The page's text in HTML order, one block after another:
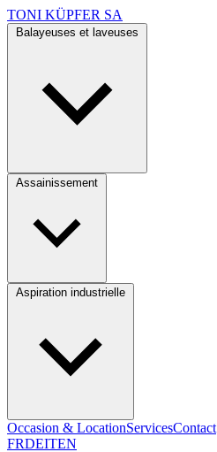
TONI KÜPFER SA
Occasion & LocationServicesContact
FRDEITEN